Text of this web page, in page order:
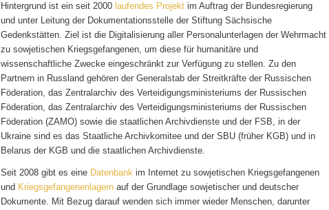
Hintergrund ist ein seit 2000 laufendes Projekt im Auftrag der Bundesregierung
und unter Leitung der Dokumentationsstelle der Stiftung Sächsische
Gedenkstätten. Ziel ist die Digitalisierung aller Personalunterlagen der Wehrmacht
zu sowjetischen Kriegsgefangenen, um diese für humanitäre und
wissenschaftliche Zwecke eingeschränkt zur Verfügung zu stellen. Zu den
Partnern in Russland gehören der Generalstab der Streitkräfte der Russischen
Föderation, das Zentralarchiv des Verteidigungsministeriums der Russischen
Föderation, das Zentralarchiv des Verteidigungsministeriums der Russischen
Föderation (ZAMO) sowie die staatlichen Archivdienste und der FSB, in der
Ukraine sind es das Staatliche Archivkomitee und der SBU (früher KGB) und in
Belarus der KGB und die staatlichen Archivdienste.
Seit 2008 gibt es eine Datenbank im Internet zu sowjetischen Kriegsgefangenen
und Kriegsgefangenenlagern auf der Grundlage sowjetischer und deutscher
Dokumente. Mit Bezug darauf wenden sich immer wieder Menschen, darunter